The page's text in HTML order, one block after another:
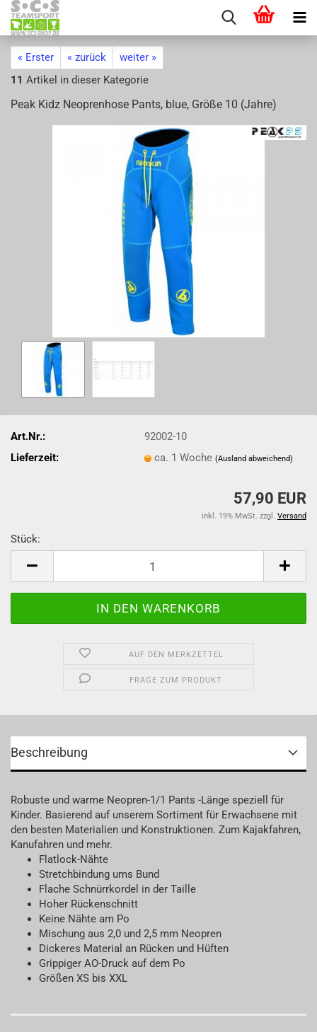
« Erster « zurück
weiter »
11 Artikel in dieser Kategorie
Peak Kidz Neo­pren­ho­se Pants, blue, Größe 10 (Jahre)
Art.Nr.:
92002-10
Lieferzeit:
ca. 1 Woche(Ausland abweichend)
57,90 EUR
inkl. 19% MwSt. zzgl. Versand
Stück:
AUF DEN MERKZETTEL
FRAGE ZUM PRODUKT
Beschreibung
Robuste und warme Neopren-1/1 Pants -Länge speziell für
Kinder. Basierend auf unserem Sortiment für Erwachsene mit
den besten Materialien und Konstruktionen. Zum Kajakfahren,
Kanufahren und mehr.
Flatlock-Nähte
Stretchbindung ums Bund
Flache Schnürrkordel in der Taille
Hoher Rückenschnitt
Keine Nähte am Po
Mischung aus 2,0 und 2,5 mm Neopren
Dickeres Material an Rücken und Hüften
Grippiger AO-Druck auf dem Po
Größen XS bis XXL